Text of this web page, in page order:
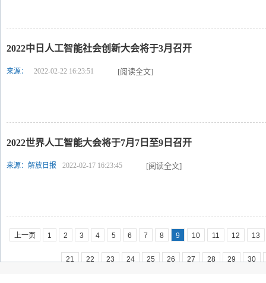
2022中日人工智能社会创新大会将于3月召开
来源： 2022-02-22 16:23:51 [阅读全文]
2022世界人工智能大会将于7月7日至9日召开
来源：解放日报 2022-02-17 16:23:45 [阅读全文]
上一页 1 2 3 4 5 6 7 8 9 10 11 12 13
21 22 23 24 25 26 27 28 29 30